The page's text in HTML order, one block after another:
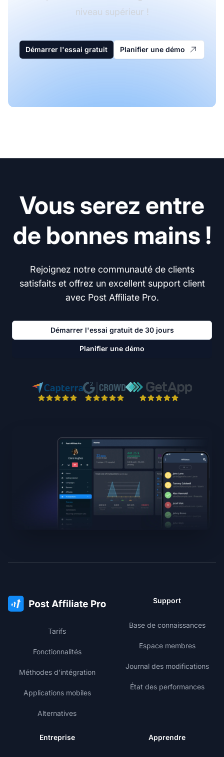
niveau supérieur !
Démarrer l'essai gratuit Planifier une démo
Vous serez entre
de bonnes mains !
Rejoignez notre communauté de clients
satisfaits et offrez un excellent support client
avec Post Affiliate Pro.
Démarrer l'essai gratuit de 30 jours
Planifier une démo
Tarifs
Fonctionnalités
Méthodes d'intégration
Applications mobiles
Alternatives
Support
Base de connaissances
Espace membres
Journal des modifications
État des performances
Entreprise Apprendre